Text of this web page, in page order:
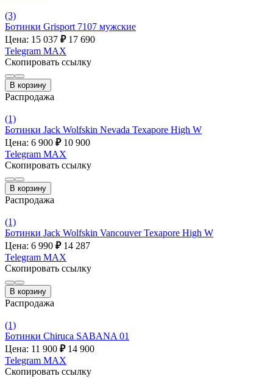
(3)
Ботинки Grisport 7107 мужские
Цена: 15 037 ₽ 17 690
Telegram MAX
Скопировать ссылку
В корзину
Распродажа
(1)
Ботинки Jack Wolfskin Nevada Texapore High W
Цена: 6 900 ₽ 10 900
Telegram MAX
Скопировать ссылку
В корзину
Распродажа
(1)
Ботинки Jack Wolfskin Vancouver Texapore High W
Цена: 6 990 ₽ 14 287
Telegram MAX
Скопировать ссылку
В корзину
Распродажа
(1)
Ботинки Chiruca SABANA 01
Цена: 11 900 ₽ 14 900
Telegram MAX
Скопировать ссылку